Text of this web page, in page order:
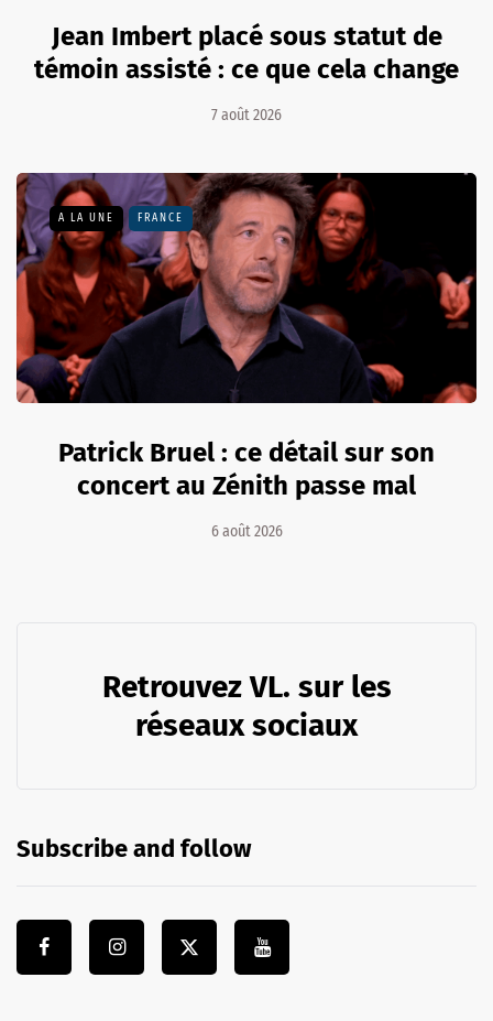
Jean Imbert placé sous statut de
témoin assisté : ce que cela change
7 août 2026
A LA UNE FRANCE
Patrick Bruel : ce détail sur son
concert au Zénith passe mal
6 août 2026
Retrouvez VL. sur les
réseaux sociaux
Subscribe and follow